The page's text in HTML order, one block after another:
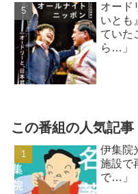
オード
いとも
ていた
ら…」
この番組の人気記事
伊集院
施設で
で…」